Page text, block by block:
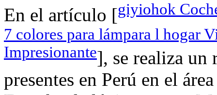
En el artículo [giyiohok
7 colores para lámpara l hogar
Impresionante], se realiza un
presentes en Perú en el